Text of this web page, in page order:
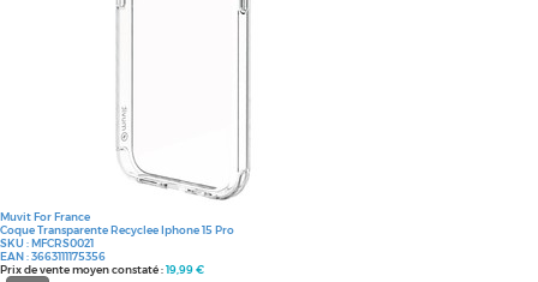
Muvit For France
Coque Transparente Recyclee Iphone 15 Pro
SKU :MFCRS0021
EAN :3663111175356
Prix de vente moyen constaté :19,99 €